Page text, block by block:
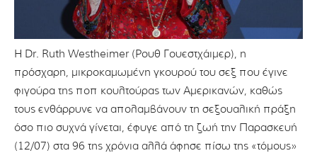
Η Dr. Ruth Westheimer (Ρουθ Γουεστχάιμερ), η
πρόσχαρη, μικροκαμωμένη γκουρού του σεξ που έγινε
φιγούρα της ποπ κουλτούρας των Αμερικανών, καθώς
τους ενθάρρυνε να απολαμβάνουν τη σεξουαλική πράξη
όσο πιο συχνά γίνεται, έφυγε από τη ζωή την Παρασκευή
(12/07) στα 96 της χρόνια αλλά άφησε πίσω της «τόμους»